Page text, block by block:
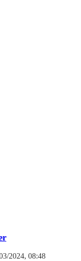
2024, 08:48